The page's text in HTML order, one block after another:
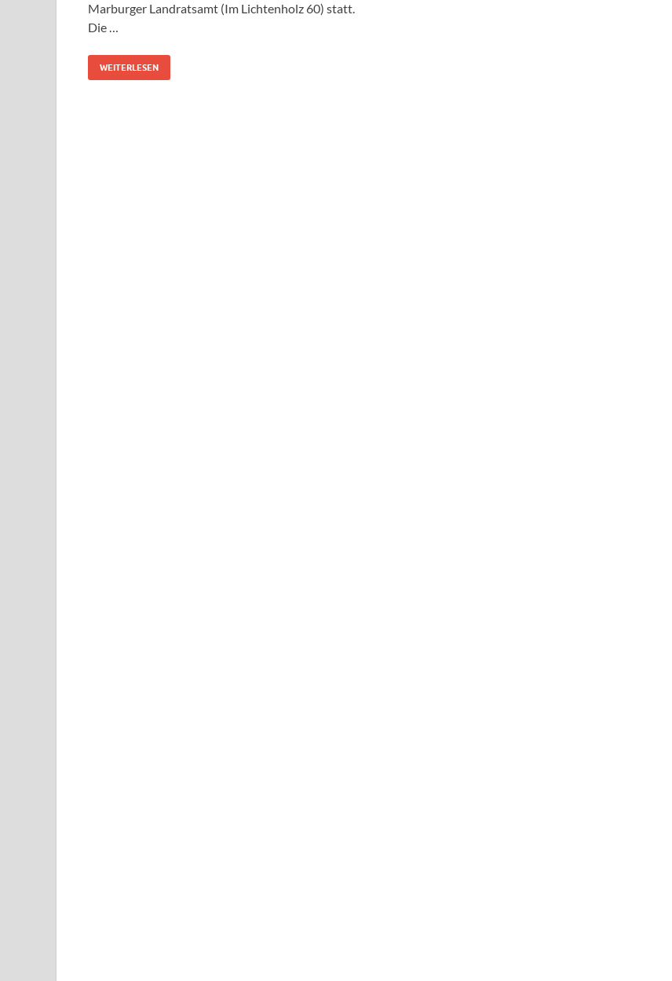
Marburger Landratsamt (Im Lichtenholz 60) statt.
Die …
WEITERLESEN